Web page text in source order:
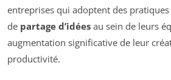
entreprises qui adoptent des pratiques
de partage d’idées au sein de leurs
augmentation significative de leur
productivité.